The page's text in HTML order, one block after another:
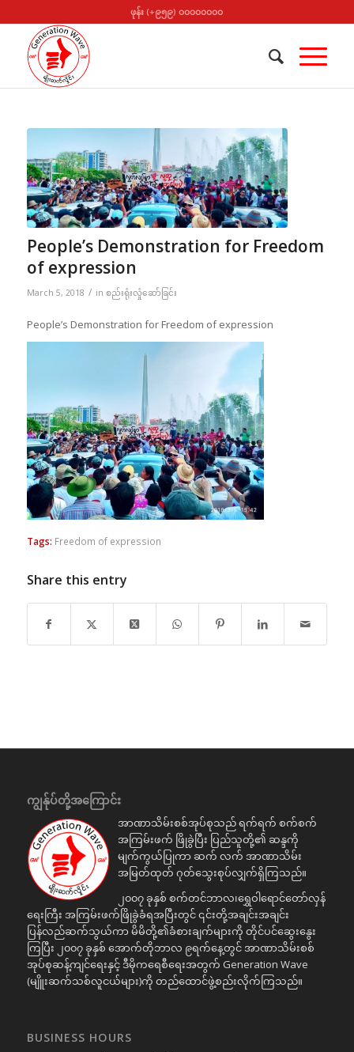
ဖုန်း (+၉၅၉) ၀၀၀၀၀၀၀၀
People’s Demonstration for Freedom
of expression
March 5, 2018 / in စည်းရုံးလှုံဆော်ခြင်း
People’s Demonstration for Freedom of expression
Tags: Freedom of expression
Share this entry
ကျွန်ုပ်တို့အကြောင်း
အာဏာသိမ်းစစ်အုပ်စုသည် ရက်ရက် စက်စက်
အကြမ်းဖက် ဖြိုခွဲပြီး ပြည်သူတို့၏ ဆန္ဒကို
မျက်ကွယ်ပြုကာ ဆက် လက် အာဏာသိမ်း
အမြတ်ထုတ် ဂုတ်သွေးစုပ်လျှက်ရှိကြသည်။
၂၀၀၇ ခုနှစ် စက်တင်ဘာလ၊ရွှေဝါရောင်တော်လှန်
ရေးကြီး အကြမ်းဖက်ဖြိုခွဲခံရအပြီးတွင် ၎င်းတို့အချင်းအချင်း
ပြန်လည်ဆက်သွယ်ကာ မိမိတို့၏ခံစားချက်များကို တိုင်ပင်ဆွေးနွေး
ကြပြီး ၂၀၀၇ ခုနှစ် အောက်တိုဘာလ ၉ရက်နေ့တွင် အာဏာသိမ်းစစ်
အုပ်စုဆန့်ကျင်ရေးနှင့် ဒီမိုကရေစီရေးအတွက် Generation Wave
(မျိူးဆက်သစ်လူငယ်များ)ကို တည်ထောင်ဖွဲ့စည်းလိုက်ကြသည်။
BUSINESS HOURS